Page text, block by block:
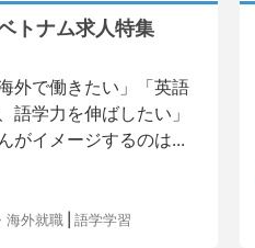
トナム求人特集
外で働きたい」「英語
語学力を伸ばしたい」
がイメージするのは...
海外就職 語学学習